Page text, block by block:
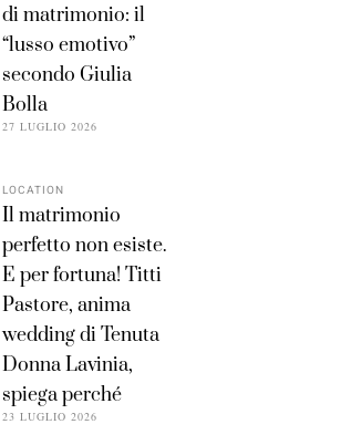
di matrimonio: il
“lusso emotivo”
secondo Giulia
Bolla
27 LUGLIO 2026
LOCATION
Il matrimonio
perfetto non esiste.
E per fortuna! Titti
Pastore, anima
wedding di Tenuta
Donna Lavinia,
spiega perché
23 LUGLIO 2026